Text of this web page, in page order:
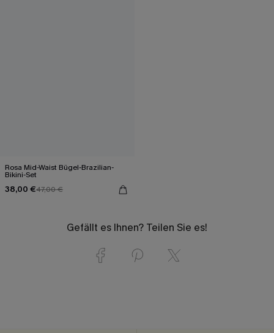
Rosa Mid-Waist Bügel-Brazilian-
Bikini-Set
38,00 €47,00 €
Gefällt es Ihnen? Teilen Sie es!